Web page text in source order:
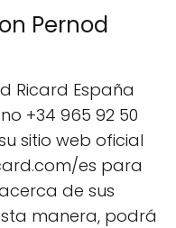
Pernod
Ricard España
+34 965 92 50
sitio web oficial
es para
de sus
manera, podrá